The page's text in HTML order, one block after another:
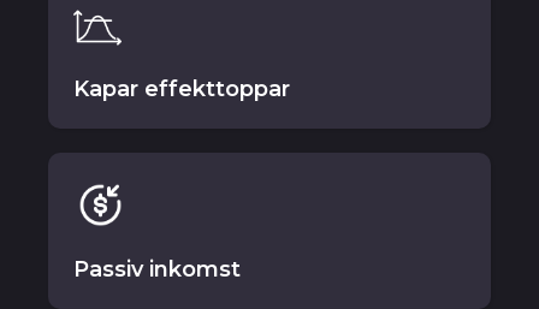
Kapar effekttoppar
Passiv inkomst